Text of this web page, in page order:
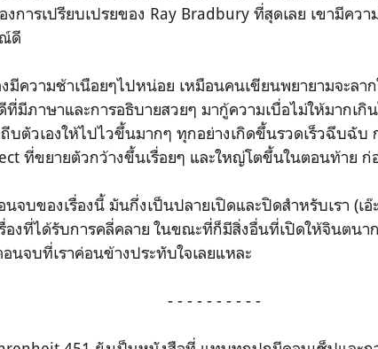
การเปรียบเปรยของ Ray Bradbury ที่สุดเลย เขามีคว
ดี
มีความช้าเนือยๆไปหน่อย เหมือนคนเขียนพยายามจะลา
มีภาษาและการอธิบายสวยๆ มากู้ความเบื่อไม่ให้มากเ
บตัวเองให้ไปไวขึ้นมากๆ ทุกอย่างเกิดขึ้นรวดเร็วฉึบฉับ
ที่ขยายตัวกว้างขึ้นเรื่อยๆ และใหญ่โตขึ้นในตอนท้าย
จบของเรื่องนี้ มันกึ่งเป็นปลายเปิดและปิดสำหรับเรา (เ
องที่ได้รับการคลี่คลาย ในขณะที่ก็มีสิ่งอื่นที่เปิดให้จินตนา
นจบที่เราค่อนข้างประทับใจเลยแหละ
- - - - - - - - - -